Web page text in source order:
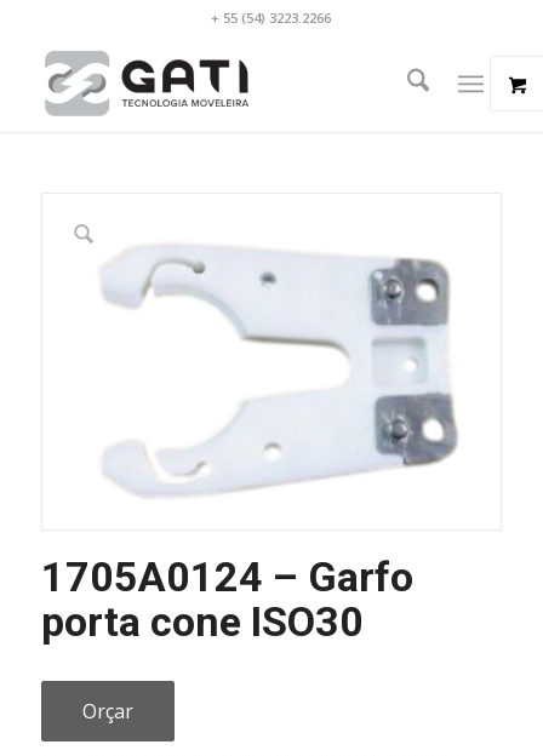
+ 55 (54) 3223.2266
1705A0124 – Garfo
porta cone ISO30
Orçar